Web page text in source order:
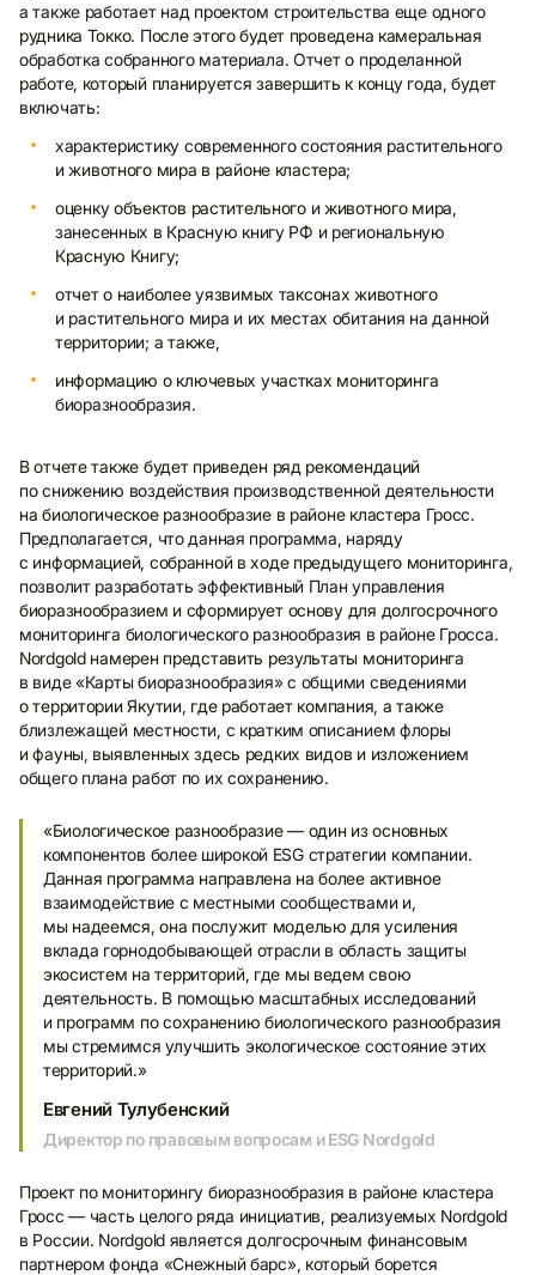
а также работает над проектом строительства еще одного
рудника Токко. После этого будет проведена камеральная
обработка собранного материала. Отчет о проделанной
работе, который планируется завершить к концу года, будет
включать:
характеристику современного состояния растительного
и животного мира в районе кластера;
оценку объектов растительного и животного мира,
занесенных в Красную книгу РФ и региональную
Красную Книгу;
отчет о наиболее уязвимых таксонах животного
и растительного мира и их местах обитания на данной
территории; а также,
информацию о ключевых участках мониторинга
биоразнообразия.
В отчете также будет приведен ряд рекомендаций
по снижению воздействия производственной деятельности
на биологическое разнообразие в районе кластера Гросс.
Предполагается, что данная программа, наряду
с информацией, собранной в ходе предыдущего мониторинга,
позволит разработать эффективный План управления
биоразнообразием и сформирует основу для долгосрочного
мониторинга биологического разнообразия в районе Гросса.
Nordgold намерен представить результаты мониторинга
в виде «Карты биоразнообразия» с общими сведениями
о территории Якутии, где работает компания, а также
близлежащей местности, с кратким описанием флоры
и фауны, выявленных здесь редких видов и изложением
общего плана работ по их сохранению.
«Биологическое разнообразие — один из основных
компонентов более широкой ESG стратегии компании.
Данная программа направлена на более активное
взаимодействие с местными сообществами и,
мы надеемся, она послужит моделью для усиления
вклада горнодобывающей отрасли в область защиты
экосистем на территорий, где мы ведем свою
деятельность. В помощью масштабных исследований
и программ по сохранению биологического разнообразия
мы стремимся улучшить экологическое состояние этих
территорий.»
Евгений Тулубенский
Директор по правовым вопросам и ESG Nordgold
Проект по мониторингу биоразнообразия в районе кластера
Гросс — часть целого ряда инициатив, реализуемых Nordgold
в России. Nordgold является долгосрочным финансовым
партнером фонда «Снежный барс», который борется